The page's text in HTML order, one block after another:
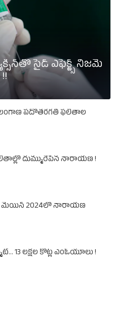
సైడ్‌ ఎఫెక్ట్స్‌ నిజమే
: తెలంగాణ పదోతరగతి ఫలితాల
ఫలితాల్లో దుమ్మురేపిన నారాయణ !
మెయిన్‌ 2024లో నారాయణ
13 లక్షల కోట్ల ఎంఓయూలు !